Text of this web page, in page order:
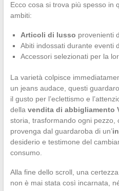
Ecco cosa si trova più spesso in
ambiti:
Articoli di lusso provenienti
Abiti indossati durante eventi
Accessori selezionati per la
La varietà colpisce
un jeans audace, questi
il gusto per l’eclettismo e
della vendita di abbigliamento
storia, trasformando ogni pezzo,
provenga dal guardaroba di un’
desiderio e testimone del
consumo.
Alla fine dello scroll, una
non è mai stata così incarnata,